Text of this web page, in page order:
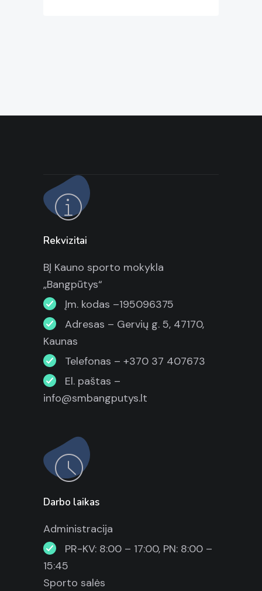
Rekvizitai
BĮ Kauno sporto mokykla
„Bangpūtys“
Įm. kodas –195096375
Adresas – Gervių g. 5, 47170,
Kaunas
Telefonas – +370 37 407673
El. paštas –
info@smbangputys.lt
Darbo laikas
Administracija
PR-KV: 8:00 – 17:00, PN: 8:00 –
15:45
Sporto salės